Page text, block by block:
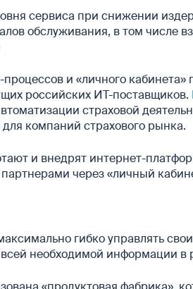
сервиса при снижении
обслуживания, в том числе
и «личного кабинета»
российских ИТ-поставщиков.
страховой
компаний страхового рынка.
и внедрят интернет-
через «личный
гибко управлять
необходимой информации